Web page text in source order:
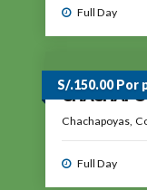
Full Day
S/.150.00 Por
Chachapoyas
Full Day